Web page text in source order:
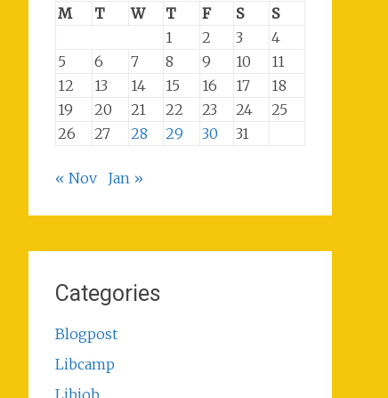
M
T W T F S
S
1
2 3
4
5
6 7 8 9 10
11
12
13 14 15 16 17
18
19
20 21 22 23 24
25
26
27 28 29 30 31
« Nov Jan »
Categories
Blogpost
Libcamp
Libjob